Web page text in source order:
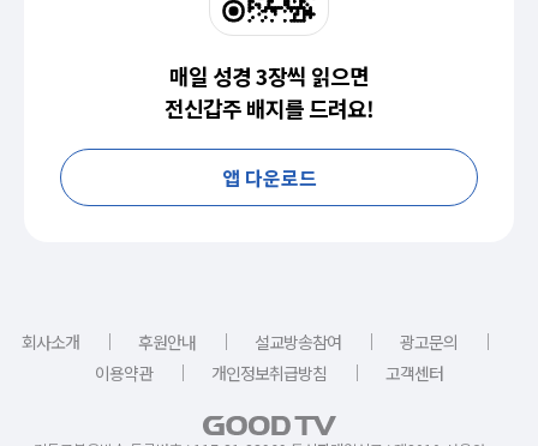
매일 성경 3장씩 읽으면
전신갑주 배지를 드려요!
앱 다운로드
회사소개 ｜ 후원안내 ｜ 설교방송참여 ｜ 광고문의
｜
이용약관
｜ 개인정보취급방침 ｜ 고객센터